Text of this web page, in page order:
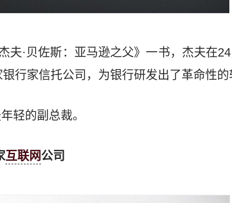
夫·贝佐斯：亚马逊之父》一书，杰夫在
行家信托公司，为银行研发出了革命性的
轻的副总裁。
互联网公司